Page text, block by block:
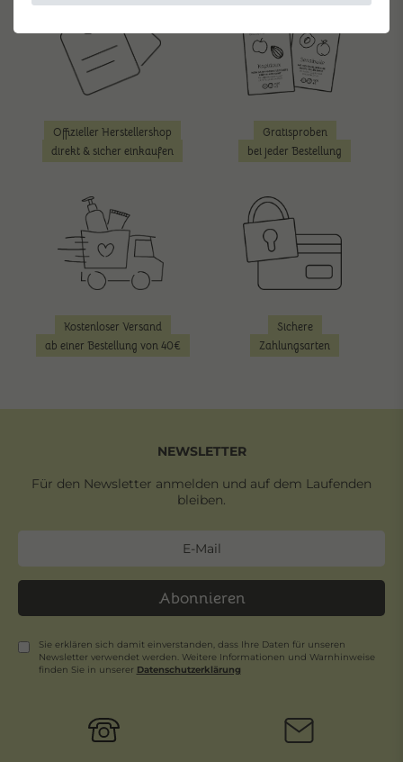
Offizieller Herstellershop
direkt & sicher einkaufen
Gratisproben
bei jeder Bestellung
Kostenloser Versand
ab einer Bestellung von 40€
Sichere
Zahlungsarten
NEWSLETTER
Für den Newsletter anmelden und auf dem Laufenden
bleiben.
Abonnieren
Sie erklären sich damit einverstanden, dass Ihre Daten für unseren
Newsletter verwendet werden. Weitere Informationen und Warnhinweise
finden Sie in unserer Daten­schutz­erklärung